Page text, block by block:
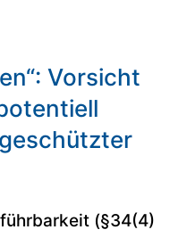
Vorsicht
(§34(4)